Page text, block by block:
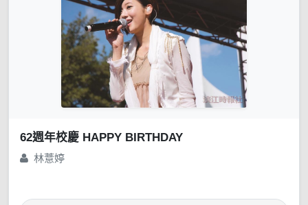
62週年校慶 HAPPY BIRTHDAY
林薏婷